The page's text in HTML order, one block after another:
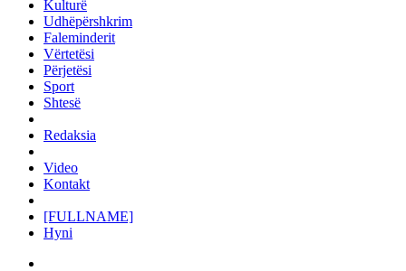
Kulturë
Udhëpërshkrim
Faleminderit
Vërtetësi
Përjetësi
Sport
Shtesë
Redaksia
Video
Kontakt
[FULLNAME]
Hyni